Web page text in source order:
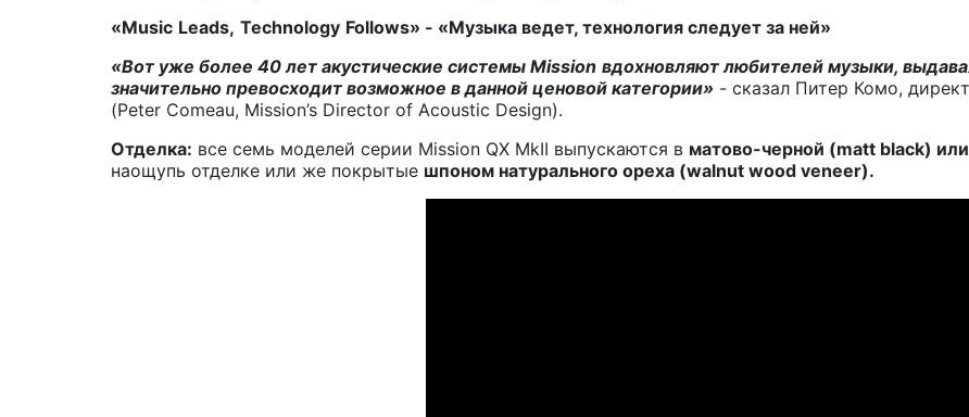
«Music Leads, Technology Follows» - «Музыка ведет, технология следует за ней»
«Вот уже более 40 лет акустические системы Mission вдохновляют любителей музыки,
значительно превосходит возможное в данной ценовой категории» - сказал Питер Комо,
(Peter Comeau, Mission’s Director of Acoustic Design).
Отделка: все семь моделей серии Mission QX MkII выпускаются в матово-черной (matt black)
наощупь отделке или же покрытые шпоном натурального ореха (walnut wood veneer).